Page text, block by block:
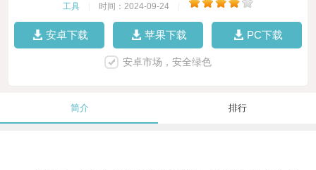
工具 时间：2024-09-24
安卓下载 苹果下载 PC下载
安卓市场，安全绿色
简介 排行